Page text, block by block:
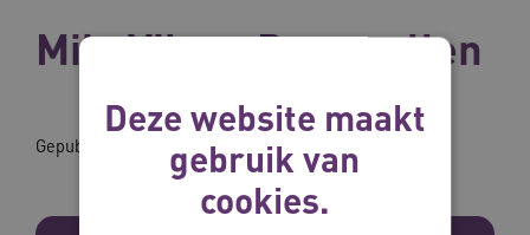
Mijn Vilans Protocollen
Gepubliceerd op: 18-12-2023
Deze website maakt
gebruik van
cookies.